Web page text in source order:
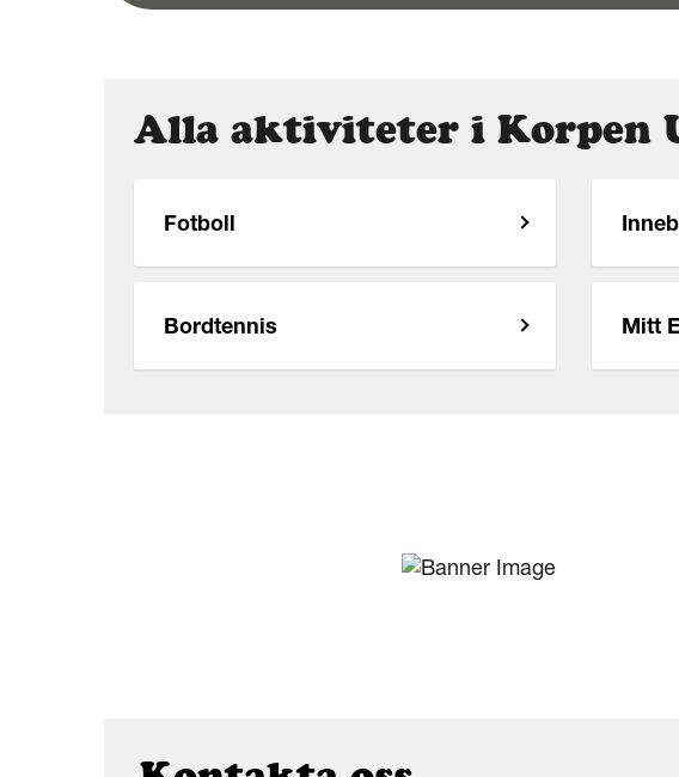
Alla aktiviteter i Korpen
Fotboll
Bordtennis Mitt